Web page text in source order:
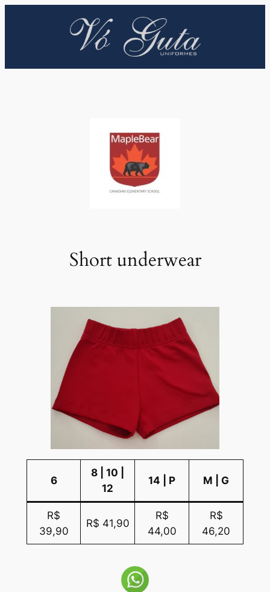
Short underwear
6
8 | 10 |
12
14 | P M | G
R$
39,90
R$ 41,90
R$
44,00
R$
46,20